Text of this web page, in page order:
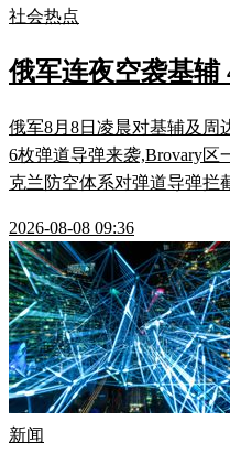
社会热点
俄军连夜空袭基辅
俄军8月8日凌晨对基辅及周
6枚弹道导弹来袭,Brovary区
克兰防空体系对弹道导弹拦
2026-08-08 09:36
新闻